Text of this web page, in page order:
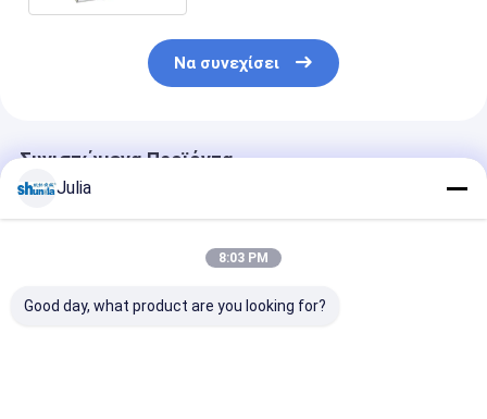
Να συνεχίσει
Συνιστώμενα Προϊόντα
Julia
8:03 PM
Good day, what product are you looking for?